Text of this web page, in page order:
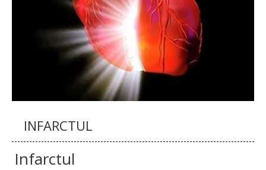
INFARCTUL
Infarctul